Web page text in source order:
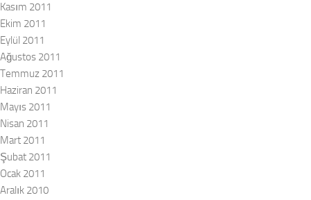
Kasım 2011
Ekim 2011
Eylül 2011
Ağustos 2011
Temmuz 2011
Haziran 2011
Mayıs 2011
Nisan 2011
Mart 2011
Şubat 2011
Ocak 2011
Aralık 2010